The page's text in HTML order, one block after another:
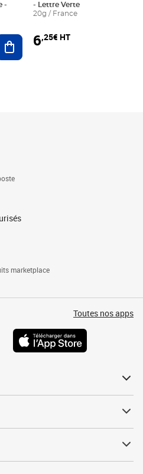
Ajouter au panier
- Lettre Verte
20g / France
6,25€ HT
marketplace
Toutes nos apps